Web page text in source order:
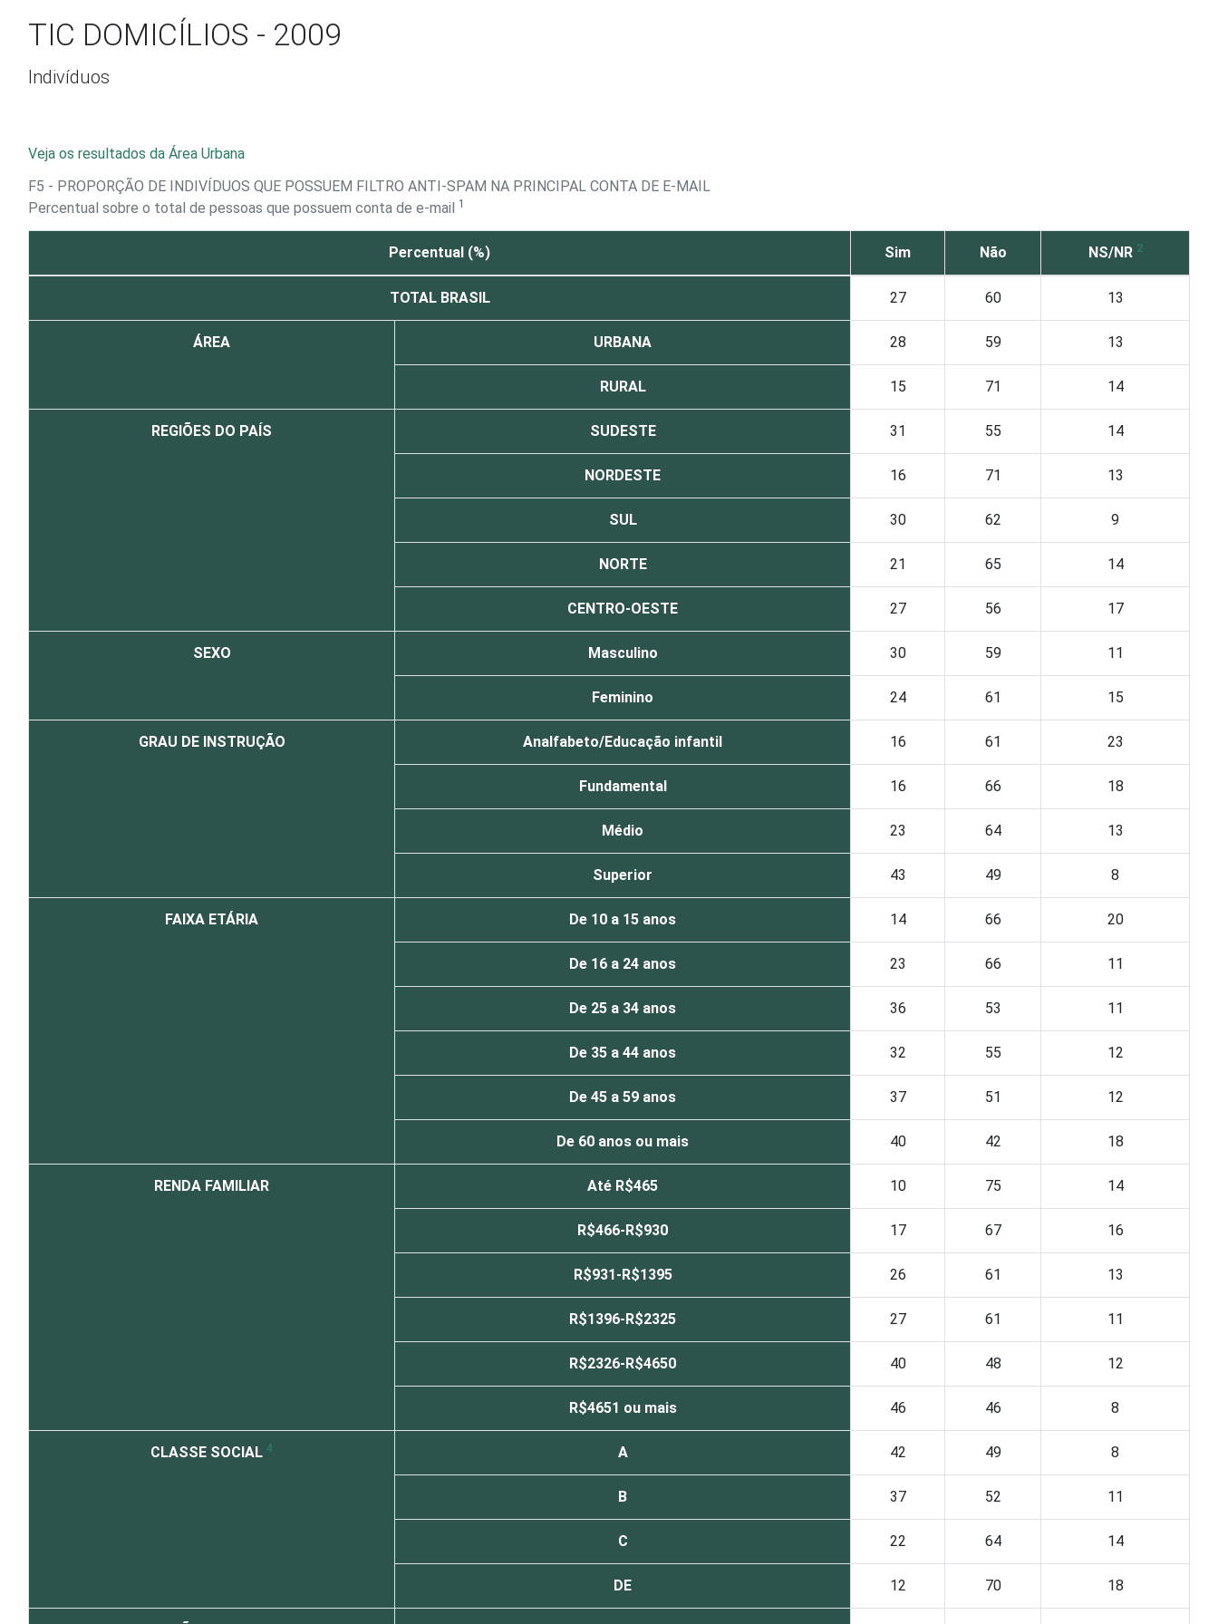
TIC DOMICÍLIOS - 2009
Indivíduos
Veja os resultados da Área Urbana
F5 - PROPORÇÃO DE INDIVÍDUOS QUE POSSUEM FILTRO ANTI-SPAM NA PRINCIPAL CONTA DE E-MAIL
Percentual sobre o total de pessoas que possuem conta de e-mail 1
Percentual (%) Sim Não NS/NR 2
TOTAL BRASIL 27 60 13
ÁREA URBANA 28 59 13
RURAL 15 71 14
REGIÕES DO PAÍS SUDESTE 31 55 14
NORDESTE 16 71 13
SUL 30 62 9
NORTE 21 65 14
CENTRO-OESTE 27 56 17
SEXO Masculino 30 59 11
Feminino 24 61 15
GRAU DE INSTRUÇÃO Analfabeto/Educação infantil 16 61 23
Fundamental 16 66 18
Médio 23 64 13
Superior 43 49 8
FAIXA ETÁRIA De 10 a 15 anos 14 66 20
De 16 a 24 anos 23 66 11
De 25 a 34 anos 36 53 11
De 35 a 44 anos 32 55 12
De 45 a 59 anos 37 51 12
De 60 anos ou mais 40 42 18
RENDA FAMILIAR Até R$465 10 75 14
R$466-R$930 17 67 16
R$931-R$1395 26 61 13
R$1396-R$2325 27 61 11
R$2326-R$4650 40 48 12
R$4651 ou mais 46 46 8
CLASSE SOCIAL 4 A 42 49 8
B 37 52 11
C 22 64 14
DE 12 70 18